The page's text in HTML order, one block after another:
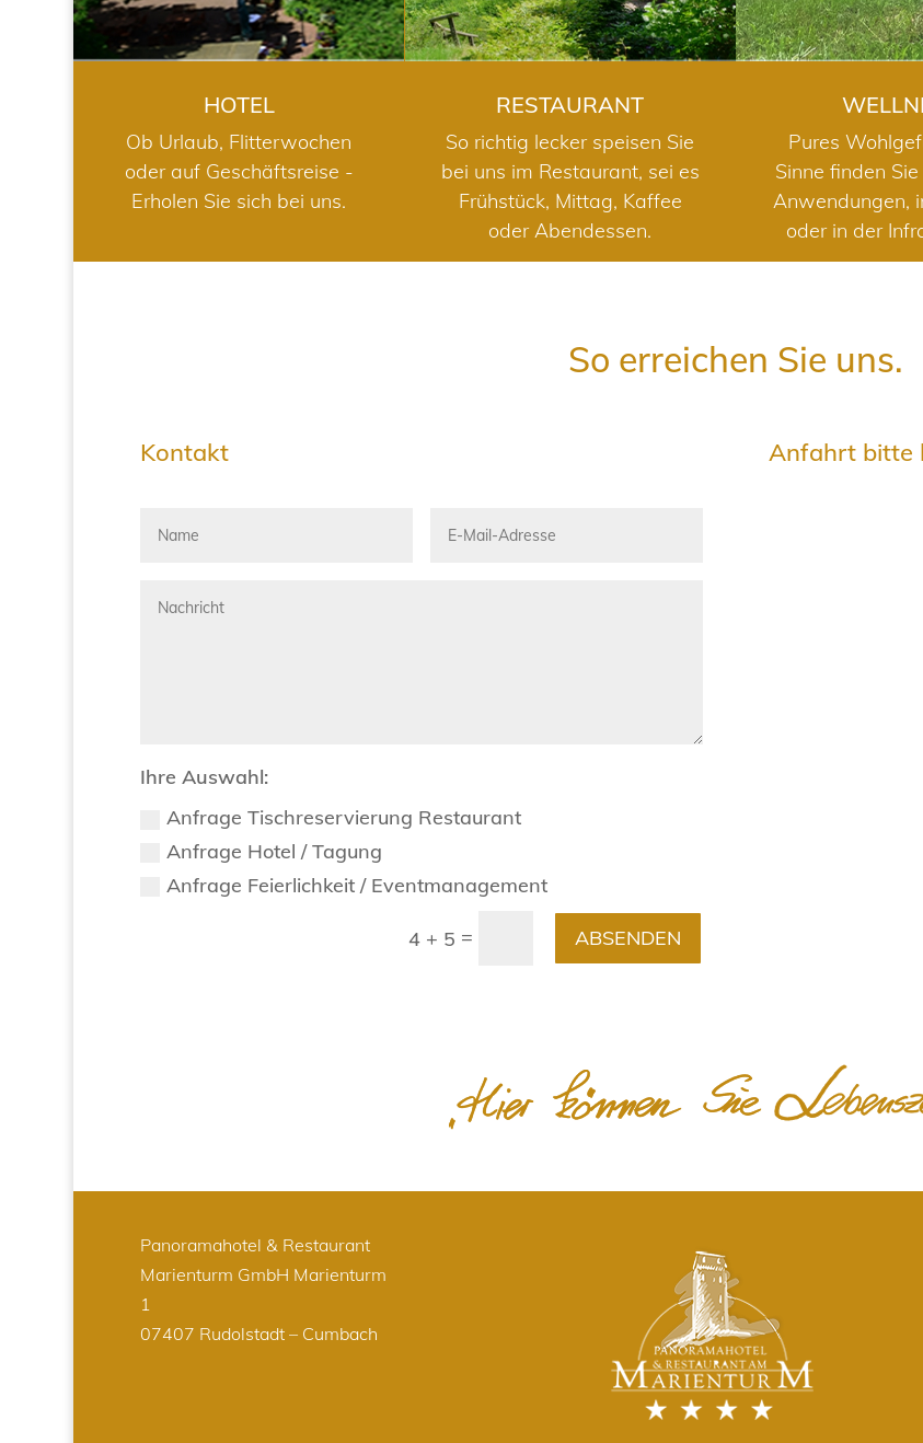
HOTEL
Ob Urlaub, Flitterwochen
oder auf Geschäftsreise -
Erholen Sie sich bei uns.
RESTAURANT
So richtig lecker speisen Sie
bei uns im Restaurant, sei es
Frühstück, Mittag, Kaffee
oder Abendessen.
Pures
Sinne finden
Anwendungen,
oder in der
So erreichen Sie uns.
Kontakt
Ihre Auswahl:
Anfrage Tischreservierung Restaurant
Anfrage Hotel / Tagung
Anfrage Feierlichkeit / Eventmanagement
4 + 5 = ABSENDEN
Anfahrt bitte
Panoramahotel & Restaurant
Marienturm GmbH Marienturm
1
07407 Rudolstadt – Cumbach